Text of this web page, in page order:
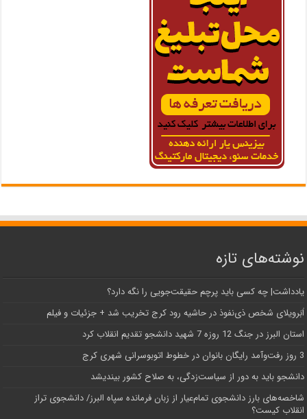
نوشته‌های تازه
یادداشت| ‌چه کسی باید پرچم حقیقت‌جویی را نگه دارد؟
اَبَر‌ویلای شخص ذی‌نفوذ در حاشیه‌ رود کرج تخریب شد + جزئیات و فیلم
استان البرز در جنگ 12 روزه 7 شهید دانشجو تقدیم انقلاب کرد
3 روز رفت‌وآمد رایگان بانوان در خطوط اتوبوسرانی شهری کرج
دانشجو باید به دور از سیاست‌زدگی، به صلاح کشور بیندیشد
شاخصه‌های بارز دانشجوی تمام‌عیار از زبان فرمانده سپاه البرز/ دانشجوی تراز
انقلاب کیست؟